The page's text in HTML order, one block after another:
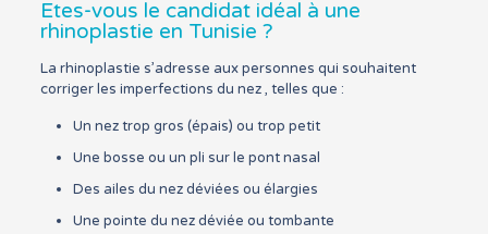
Etes-vous le candidat idéal à une
rhinoplastie en Tunisie ?
La rhinoplastie s’adresse aux personnes qui souhaitent
corriger les imperfections du nez , telles que :
Un nez trop gros (épais) ou trop petit
Une bosse ou un pli sur le pont nasal
Des ailes du nez déviées ou élargies
Une pointe du nez déviée ou tombante